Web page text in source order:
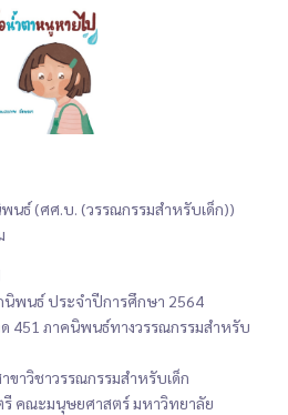
นธ์ (ศศ.บ. (วรรณกรรมสำหรับเด็ก))
พนธ์ ประจำปีการศึกษา 2564
ด 451 ภาคนิพนธ์ทางวรรณกรรมสำหรับ
าวิชาวรรณกรรมสำหรับเด็ก
คณะมนุษยศาสตร์ มหาวิทยาลัย